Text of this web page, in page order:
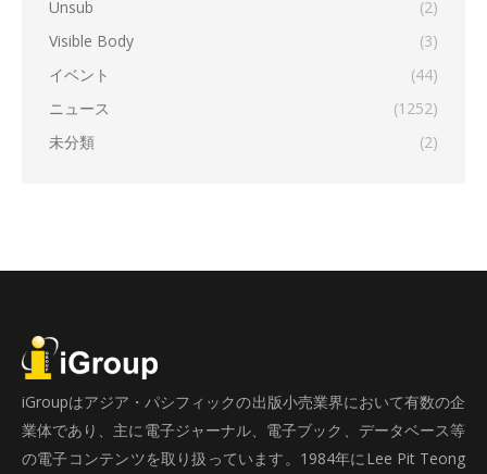
Unsub
(2)
Visible Body
(3)
イベント
(44)
ニュース
(1252)
未分類
(2)
iGroupはアジア・パシフィックの出版小売業界において有数の企
業体であり、主に電子ジャーナル、電子ブック、データベース等
の電子コンテンツを取り扱っています。1984年にLee Pit Teong